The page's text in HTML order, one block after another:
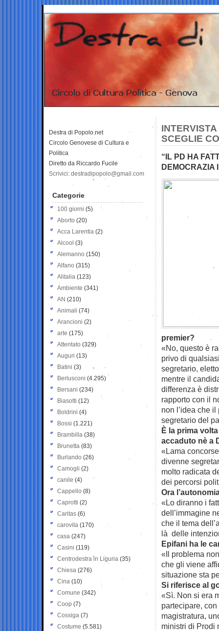
SCEGLIE
“IL PD HA
DEMOCRAZIA
premier?
«No, questo è
privo di
segretario,
mentre il
differenza è
rapporto con il
non l’idea che
segretario del
È la prima
accaduto nè a
«Lama
divenne
molto radicata
dei percorsi
Ora
«Lo diranno i
dell’immagine
che il tema
là delle
Epifani ha le
«Il problema
che gli viene
situazione sta
Si riferisce al
«Sì. Non si era
partecipare,
magistratura,
ministri di Prodi
Destra di Popolo.net
Circolo Genovese di Cultura e
Politica
Diretto da Riccardo Fucile
Scrivici: destradipopolo@gmail.com
Categorie
100 giorni (5)
Aborto (20)
Acca Larentia (2)
Alcool (3)
Alemanno (150)
Alfano (315)
Alitalia (123)
Ambiente (341)
AN (210)
Animali (74)
Arancioni (2)
arte (175)
Attentato (329)
Auguri (13)
Batini (3)
Berlusconi (4.295)
Bersani (234)
Biasotti (12)
Boldrini (4)
Bossi (1.221)
Brambilla (38)
Brunetta (83)
Burlando (26)
Camogli (2)
canile (4)
Cappello (8)
Caprotti (2)
Caritas (6)
carovita (170)
casa (247)
Casini (119)
Centrodestra in Liguria (35)
Chiesa (276)
Cina (10)
Comune (342)
Coop (7)
Cossiga (7)
Costume (5.581)